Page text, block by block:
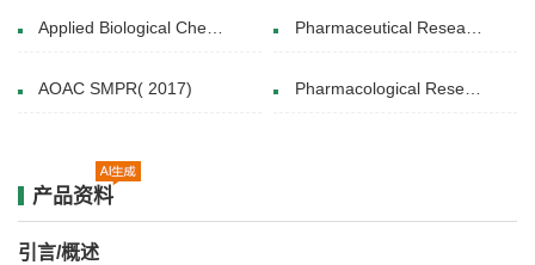
Applied Biological Chemistry(12 March 2019) Pharmaceutical Research & Allied Sciences()
AOAC SMPR( 2017) Pharmacological Research(December 2018)
产品资料
引言/概述